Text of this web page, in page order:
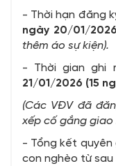
- Thời hạn đăng
ngày 20/01/2026
thêm áo sự kiện).
- Thời gian ghi
21/01/2026 (15
(Các VĐV đã
xếp cố gắng giao
- Tổng kết
con nghèo từ